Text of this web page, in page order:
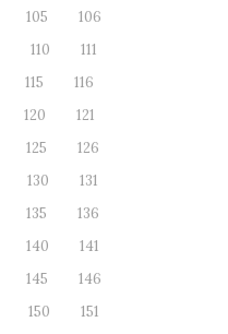
105
106
110
111
115
116
120
121
125
126
130
131
135
136
140
141
145
146
150
151